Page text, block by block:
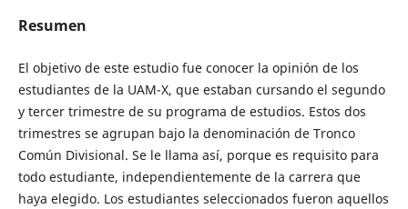
Resumen
El objetivo de este estudio fue conocer la opinión de los
estudiantes de la UAM-X, que estaban cursando el segundo
y tercer trimestre de su programa de estudios. Estos dos
trimestres se agrupan bajo la denominación de Tronco
Común Divisional. Se le llama así, porque es requisito para
todo estudiante, independientemente de la carrera que
haya elegido. Los estudiantes seleccionados fueron aquellos